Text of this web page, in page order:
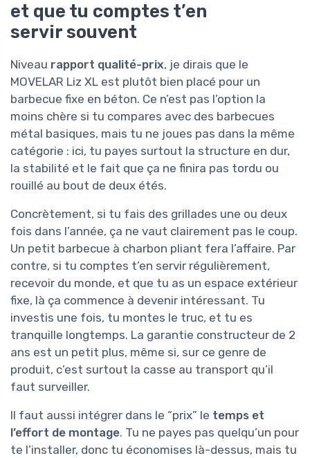
et que tu comptes t’en
servir souvent
Niveau rapport qualité-prix, je dirais que le
MOVELAR Liz XL est plutôt bien placé pour un
barbecue fixe en béton. Ce n’est pas l’option la
moins chère si tu compares avec des barbecues
métal basiques, mais tu ne joues pas dans la même
catégorie : ici, tu payes surtout la structure en dur,
la stabilité et le fait que ça ne finira pas tordu ou
rouillé au bout de deux étés.
Concrètement, si tu fais des grillades une ou deux
fois dans l’année, ça ne vaut clairement pas le coup.
Un petit barbecue à charbon pliant fera l’affaire. Par
contre, si tu comptes t’en servir régulièrement,
recevoir du monde, et que tu as un espace extérieur
fixe, là ça commence à devenir intéressant. Tu
investis une fois, tu montes le truc, et tu es
tranquille longtemps. La garantie constructeur de 2
ans est un petit plus, même si, sur ce genre de
produit, c’est surtout la casse au transport qu’il
faut surveiller.
Il faut aussi intégrer dans le “prix” le temps et
l’effort de montage. Tu ne payes pas quelqu’un pour
te l’installer, donc tu économises là-dessus, mais tu